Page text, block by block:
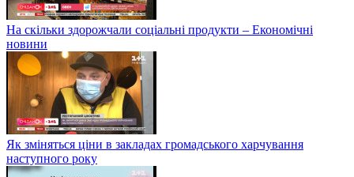
На скільки здорожчали соціальні продукти – Економічні
новини
Як зміняться ціни в закладах громадського харчування
наступного року